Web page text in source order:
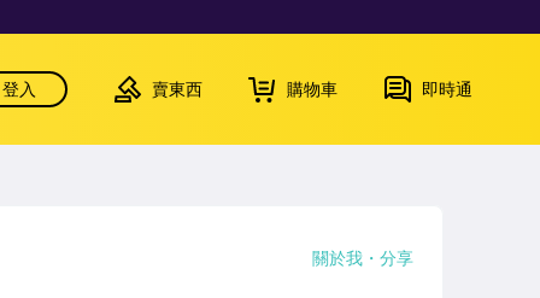
登入 賣東西 購物車 即時通
關於我 分享